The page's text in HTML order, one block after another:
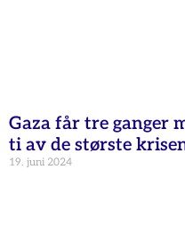
Gaza får tre ganger
ti av de største
19. juni 2024